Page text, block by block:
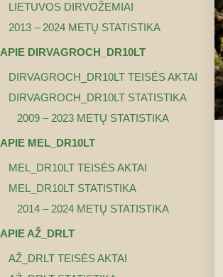
LIETUVOS DIRVOŽEMIAI
2013 – 2024 METŲ STATISTIKA
APIE DIRVAGROCH_DR10LT
DIRVAGROCH_DR10LT TEISĖS AKTAI
DIRVAGROCH_DR10LT STATISTIKA
2009 – 2023 METŲ STATISTIKA
APIE MEL_DR10LT
MEL_DR10LT TEISĖS AKTAI
MEL_DR10LT STATISTIKA
2014 – 2024 METŲ STATISTIKA
APIE AŽ_DRLT
AŽ_DRLT TEISĖS AKTAI